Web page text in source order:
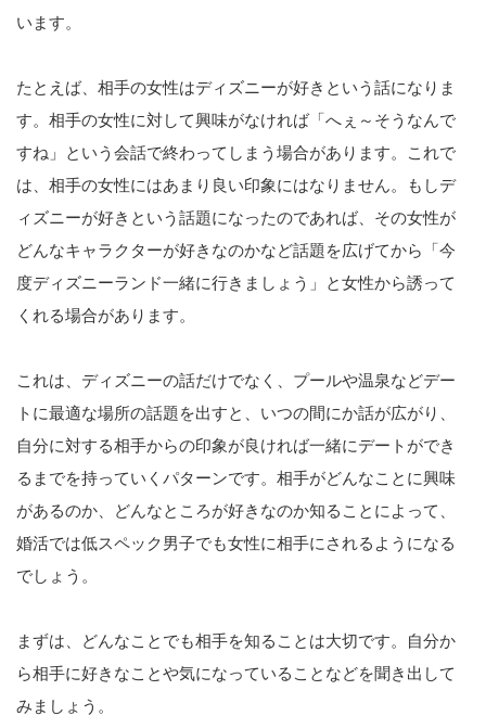
います。
たとえば、相手の女性はディズニーが好きという話になりま
す。相手の女性に対して興味がなければ「へぇ～そうなんで
すね」という会話で終わってしまう場合があります。これで
は、相手の女性にはあまり良い印象にはなりません。もしデ
ィズニーが好きという話題になったのであれば、その女性が
どんなキャラクターが好きなのかなど話題を広げてから「今
度ディズニーランド一緒に行きましょう」と女性から誘って
くれる場合があります。
これは、ディズニーの話だけでなく、プールや温泉などデー
トに最適な場所の話題を出すと、いつの間にか話が広がり、
自分に対する相手からの印象が良ければ一緒にデートができ
るまでを持っていくパターンです。相手がどんなことに興味
があるのか、どんなところが好きなのか知ることによって、
婚活では低スペック男子でも女性に相手にされるようになる
でしょう。
まずは、どんなことでも相手を知ることは大切です。自分か
ら相手に好きなことや気になっていることなどを聞き出して
みましょう。